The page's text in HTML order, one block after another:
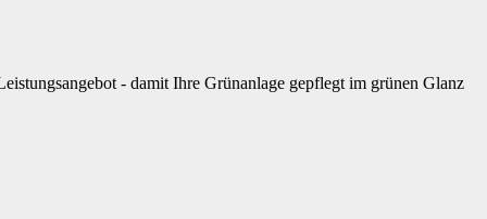
- damit Ihre Grünanlage gepflegt im grünen Glanz